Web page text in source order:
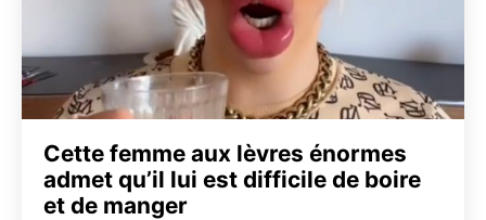
Cette femme aux lèvres énormes
admet qu’il lui est difficile de boire
et de manger